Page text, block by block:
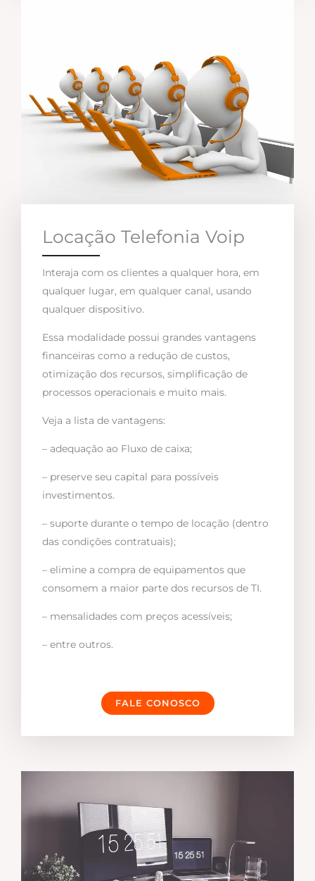
Locação Telefonia Voip
Interaja com os clientes a qualquer hora, em
qualquer lugar, em qualquer canal, usando
qualquer dispositivo.
Essa modalidade possui grandes vantagens
financeiras como a redução de custos,
otimização dos recursos, simplificação de
processos operacionais e muito mais.
Veja a lista de vantagens:
– adequação ao Fluxo de caixa;
– preserve seu capital para possíveis
investimentos.
– suporte durante o tempo de locação (dentro
das condições contratuais);
– elimine a compra de equipamentos que
consomem a maior parte dos recursos de TI.
– mensalidades com preços acessíveis;
– entre outros.
FALE CONOSCO